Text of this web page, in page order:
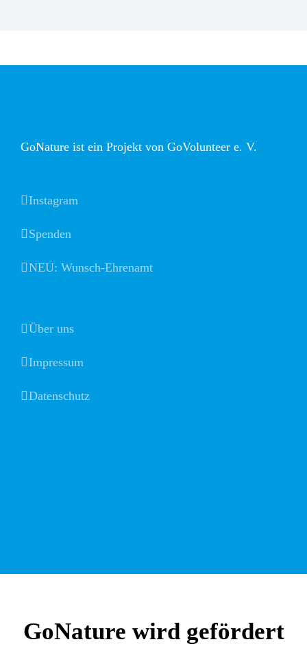
GoNature ist ein Projekt von GoVolunteer e. V.
Instagram
Spenden
NEU: Wunsch-Ehrenamt
Über uns
Impressum
Datenschutz
GoNature wird gefördert